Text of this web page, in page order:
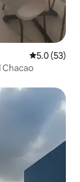
Calificación
5.0 (53)
Chacao